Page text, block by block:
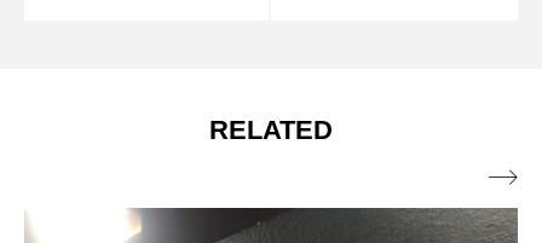
RELATED
